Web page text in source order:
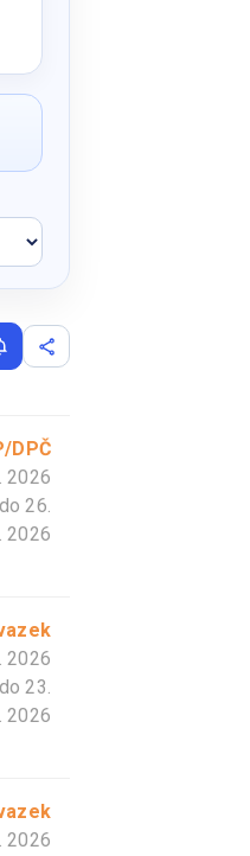
na nové
Sdílet výběr
DPČ
2026
26.
2026
2026
23.
2026
2026